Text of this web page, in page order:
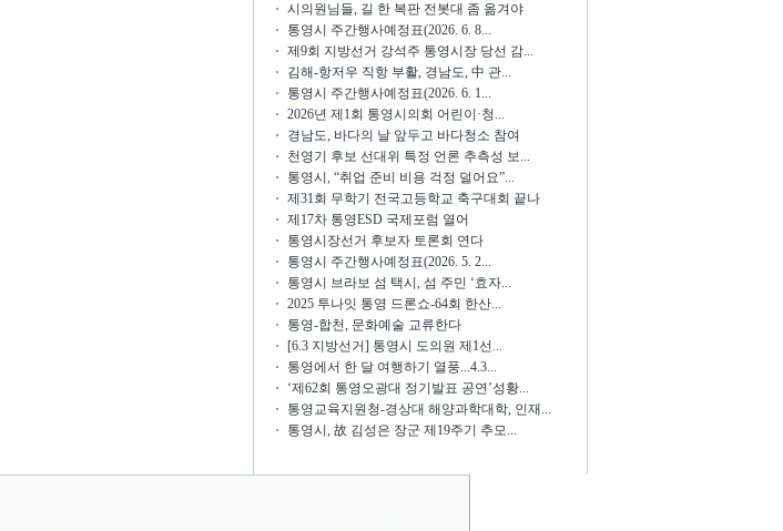
시의원님들, 길 한 복판 전봇대 좀 옮겨야
통영시 주간행사예정표(2026. 6. 8...
제9회 지방선거 강석주 통영시장 당선 감...
김해-항저우 직항 부활, 경남도, 中 관...
통영시 주간행사예정표(2026. 6. 1...
2026년 제1회 통영시의회 어린이·청...
경남도, 바다의 날 앞두고 바다청소 참여
천영기 후보 선대위 특정 언론 추측성 보...
통영시, “취업 준비 비용 걱정 덜어요”...
제31회 무학기 전국고등학교 축구대회 끝나
제17차 통영ESD 국제포럼 열어
통영시장선거 후보자 토론회 연다
통영시 주간행사예정표(2026. 5. 2...
통영시 브라보 섬 택시, 섬 주민 ‘효자...
2025 투나잇 통영 드론쇼-64회 한산...
통영-합천, 문화예술 교류한다
[6.3 지방선거] 통영시 도의원 제1선...
통영에서 한 달 여행하기 열풍...4.3...
‘제62회 통영오광대 정기발표 공연’성황...
통영교육지원청-경상대 해양과학대학, 인재...
통영시, 故 김성은 장군 제19주기 추모...